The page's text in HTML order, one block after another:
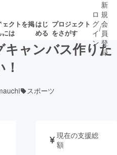
ェクトを掲
には
はじ
める
プロジェクト
をさがす
ロジェクト
音楽
ロ
グ
イ
ン
/
新
規
会
員
登
録
キャンバス作りた
！
スポーツ
現在の支援総
額